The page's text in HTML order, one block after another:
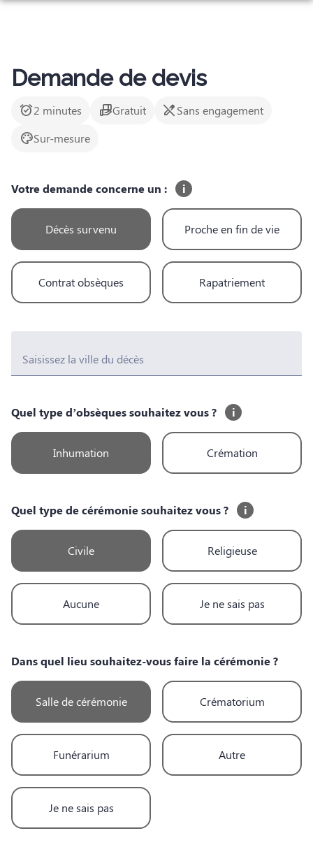
Aller
SERVICES AUX FAMILLES
NOTRE AGENCE
ESPACES HOMMAGES
Demande de devis
alarm_on2 minutes hand_packageGratuit edit_offSans engagement
paletteSur-mesure
Votre demande concerne un : i
Décès survenu Proche en fin de vie
Contrat obsèques Rapatriement
Saisissez la ville du décès
Quel type d’obsèques souhaitez vous ? i
Inhumation Crémation
Quel type de cérémonie souhaitez vous ? i
Civile Religieuse
Aucune Je ne sais pas
Dans quel lieu souhaitez-vous faire la cérémonie ?
Salle de cérémonie Crématorium
Funérarium Autre
Je ne sais pas